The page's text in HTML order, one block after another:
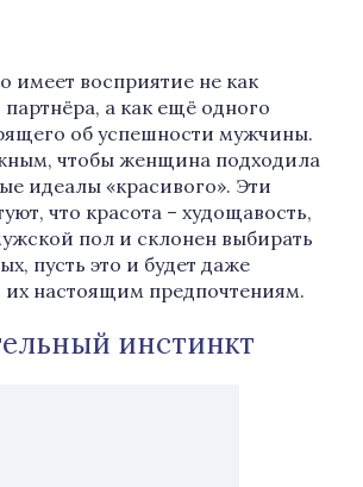
имеет восприятие не как
а как ещё одного
об успешности мужчины.
чтобы женщина подходила
идеалы «красивого». Эти
что красота – худощавость,
пол и склонен выбирать
пусть это и будет даже
их настоящим предпочтениям.
инстинкт